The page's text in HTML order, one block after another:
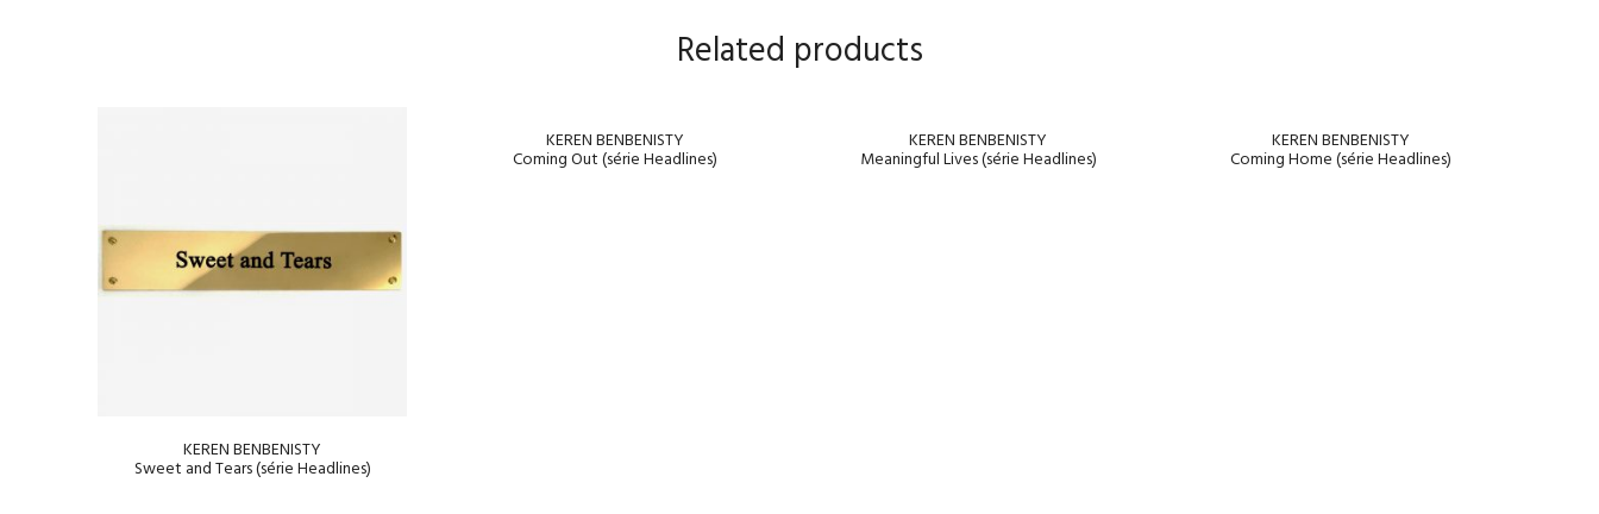
Related products
KEREN BENBENISTY
Sweet and Tears (série Headlines)
KEREN BENBENISTY
Coming Out (série Headlines)
KEREN BENBENISTY
Meaningful Lives (série Headlines)
KEREN BENBENISTY
Coming Home (série Headlines)